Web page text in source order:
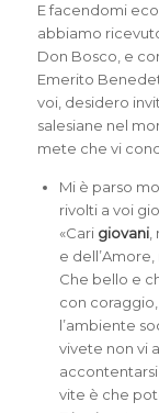
E facendomi
abbiamo
Don Bosco, e
Emerito
voi, desidero
salesiane nel
mete che vi
Mi è parso
rivolti a voi
«Cari giovani,
e
Che bello e
con
l’ambiente
vivete non vi
vite è che